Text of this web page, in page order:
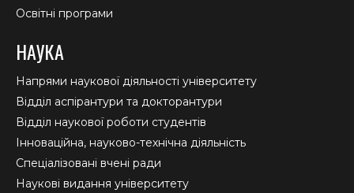
Освітні програми
НАУКА
Напрями наукової діяльності університету
Відділ аспірантури та докторантури
Відділ наукової роботи студентів
Інноваційна, науково-технічна діяльність
Спеціалізовані вчені ради
Наукові видання університету